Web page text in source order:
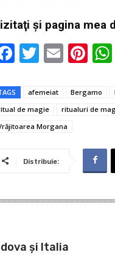
zitaţi şi pagina mea
F
e
b
o
k
T
it
te
r
E
ai
l
Pi
er
es
afemeiat Bergamo
de magie
ritualuri de
Morgana
Distribuie:
și Italia